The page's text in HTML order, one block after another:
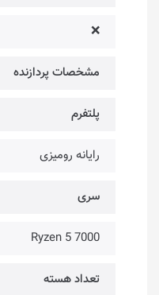
❌
مشخصات پردازنده
پلتفرم
رایانه رومیزی
سری
Ryzen 5 7000
تعداد هسته